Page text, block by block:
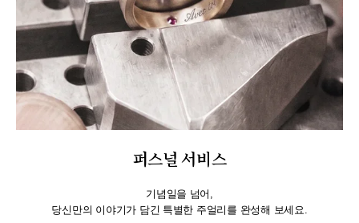
퍼스널 서비스
기념일을 넘어,
당신만의 이야기가 담긴 특별한 주얼리를 완성해 보세요.